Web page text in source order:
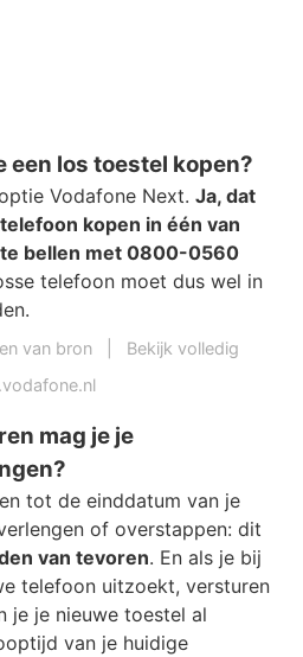
een los toestel kopen?
Vodafone Next. Ja, dat
kopen in één van
bellen met 0800-0560
telefoon moet dus wel in
van bron
Bekijk volledig
mag je je
tot de einddatum van je
of overstappen: dit
van tevoren. En als je bij
telefoon uitzoekt, versturen
je je nieuwe toestel al
van je huidige